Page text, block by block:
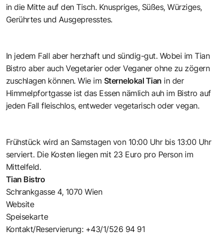
in die Mitte auf den Tisch. Knuspriges, Süßes, Würziges,
Gerührtes und Ausgepresstes.
In jedem Fall aber herzhaft und sündig-gut. Wobei im Tian
Bistro aber auch Vegetarier oder Veganer ohne zu zögern
zuschlagen können. Wie im Sternelokal Tian in der
Himmelpfortgasse ist das Essen nämlich auh im Bistro auf
jeden Fall fleischlos, entweder vegetarisch oder vegan.
Frühstück wird an Samstagen von 10:00 Uhr bis 13:00 Uhr
serviert. Die Kosten liegen mit 23 Euro pro Person im
Mittelfeld.
Tian Bistro
Schrankgasse 4, 1070 Wien
Website
Speisekarte
Kontakt/Reservierung: +43/1/526 94 91